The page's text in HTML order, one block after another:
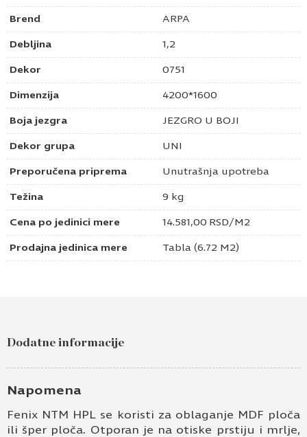
Brend ARPA
Debljina 1,2
Dekor 0751
Dimenzija 4200*1600
Boja jezgra JEZGRO U BOJI
Dekor grupa UNI
Preporučena priprema Unutrašnja upotreba
Težina 9 kg
Cena po jedinici mere 14.581,00 RSD/M2
Prodajna jedinica mere Tabla (6.72 M2)
Ime i prezime
Kontakt telefon
Dodatne informacije
Napomena
Fenix NTM HPL se koristi za oblaganje MDF ploča
ili šper ploča. Otporan je na otiske prstiju i mrlje,